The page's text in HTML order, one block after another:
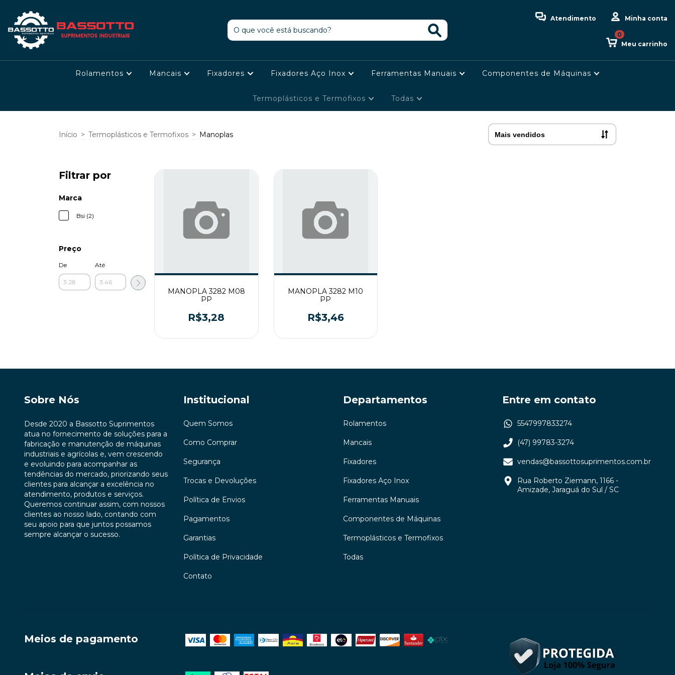
Atendimento Minha conta
Meu carrinho
0
Rolamentos Mancais Fixadores Fixadores Aço Inox Ferramentas Manuais Componentes de Máquinas
Termoplásticos e Termofixos Todas
Início > Termoplásticos e Termofixos > Manoplas
Filtrar por
Marca
Bsi (2)
Preço
De Até
MANOPLA 3282 M08
PP
R$3,28
MANOPLA 3282 M10
PP
R$3,46
Sobre Nós
Desde 2020 a Bassotto Suprimentos
atua no fornecimento de soluções para a
fabricação e manutenção de máquinas
industriais e agrícolas e, vem crescendo
e evoluindo para acompanhar as
tendências do mercado, priorizando seus
clientes para alcançar a excelência no
atendimento, produtos e serviços.
Queremos continuar assim, com nossos
clientes ao nosso lado, contando com
seu apoio para que juntos possamos
sempre alcançar o sucesso.
Institucional
Quem Somos
Como Comprar
Segurança
Trocas e Devoluções
Política de Envios
Pagamentos
Garantias
Política de Privacidade
Contato
Departamentos
Rolamentos
Mancais
Fixadores
Fixadores Aço Inox
Ferramentas Manuais
Componentes de Máquinas
Termoplásticos e Termofixos
Todas
Entre em contato
5547997833274
(47) 99783-3274
vendas@bassottosuprimentos.com.br
Rua Roberto Ziemann, 1166 -
Amizade, Jaraguá do Sul / SC
Meios de pagamento